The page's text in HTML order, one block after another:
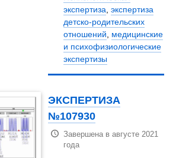
экспертиза,экспертиза
детско-родительских
отношений, медицинские
и психофизиологические
экспертизы
ЭКСПЕРТИЗА
№107930
Завершена в августе 2021
года